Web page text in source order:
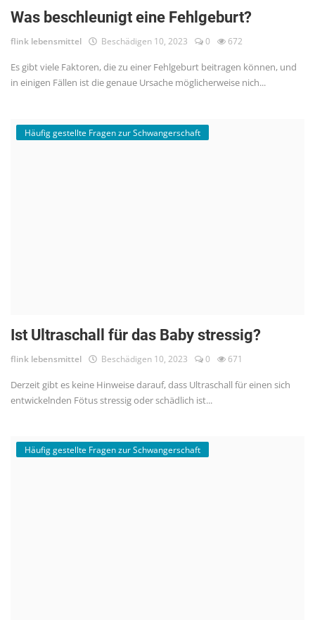
Was beschleunigt eine Fehlgeburt?
flink lebensmittel Beschädigen 10, 2023 0 672
Es gibt viele Faktoren, die zu einer Fehlgeburt beitragen können, und
in einigen Fällen ist die genaue Ursache möglicherweise nich...
Häufig gestellte Fragen zur Schwangerschaft
Ist Ultraschall für das Baby stressig?
flink lebensmittel Beschädigen 10, 2023 0 671
Derzeit gibt es keine Hinweise darauf, dass Ultraschall für einen sich
entwickelnden Fötus stressig oder schädlich ist...
Häufig gestellte Fragen zur Schwangerschaft